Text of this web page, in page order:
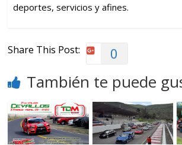
deportes, servicios y afines.
Share This Post: 0
También te puede